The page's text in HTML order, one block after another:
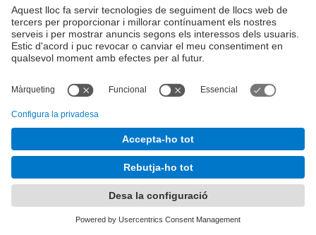
dues meitats de la materia de teoria.
Objectius: 123456
Setmana:15 (Fora d'horari lectiu)
0h
Problemes
0h
Laboratori
Aprenentatge dirigit
0h
Aprenentatge autònom